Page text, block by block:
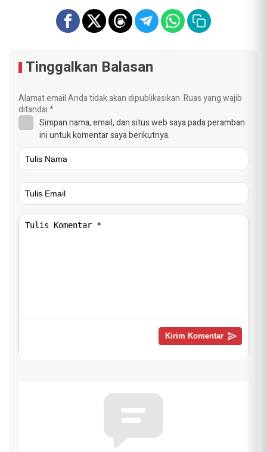
Tinggalkan Balasan
Alamat email Anda tidak akan dipublikasikan.Ruas yang wajib
ditandai*
Simpan nama, email, dan situs web saya pada peramban
ini untuk komentar saya berikutnya.